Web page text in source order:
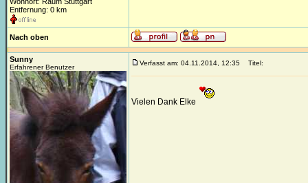
Entfernung: 0 km
Nach oben
Sunny
Erfahrener Benutzer
Verfasst am: 04.11.2014, 12:35 Titel:
Vielen Dank Elke